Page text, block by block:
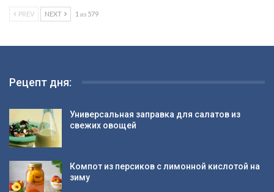
PREV NEXT 1 из 579
Рецепт дня:
Универсальная заправка для салатов из
свежих овощей
Компот из персиков с лимонной кислотой на
зиму